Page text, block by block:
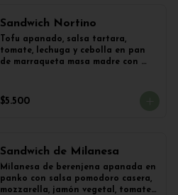
Sandwich Nortino
Tofu apanado, salsa tartara,
tomate, lechuga y cebolla en pan
de marraqueta masa madre con
$5.500
Sandwich de Milanesa
Milanesa de berenjena apanada en
panko con salsa pomodoro casera,
mozzarella, jamón vegetal, tomate,